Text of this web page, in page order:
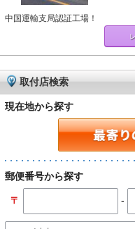
中国運輸支局認証工場！
取付店検索
現在地から探す
郵便番号から探す
〒 -